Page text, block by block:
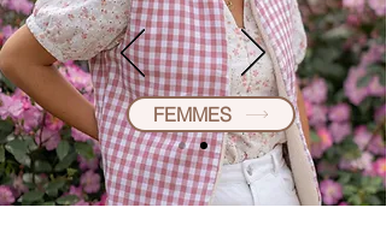
FEMMES